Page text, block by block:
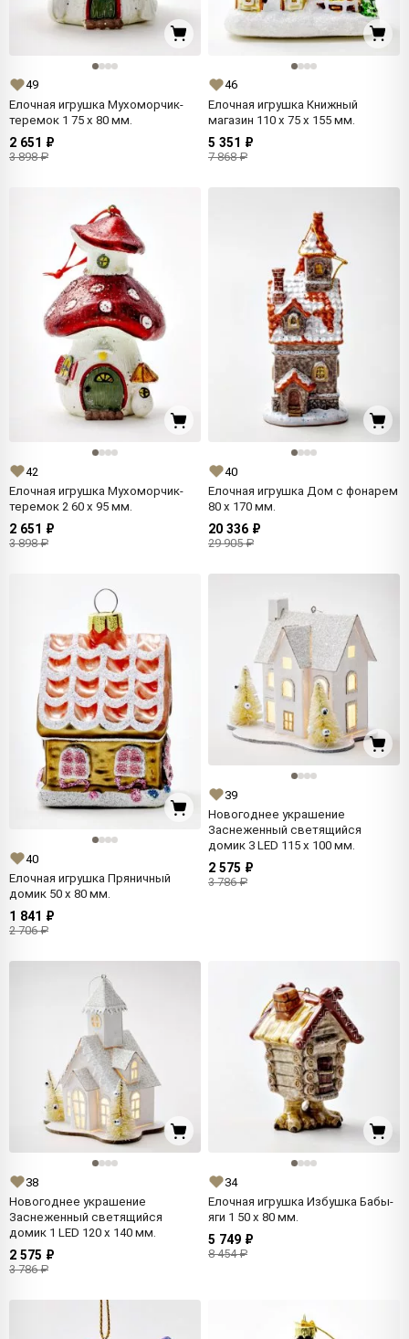
49
Елочная игрушка Мухоморчик-
теремок 1 75 x 80 мм.
2 651 ₽
3 898 ₽
46
Елочная игрушка Книжный
магазин 110 x 75 x 155 мм.
5 351 ₽
7 868 ₽
42
Елочная игрушка Мухоморчик-
теремок 2 60 x 95 мм.
2 651 ₽
3 898 ₽
40
Елочная игрушка Дом с фонарем
80 x 170 мм.
20 336 ₽
29 905 ₽
40
Елочная игрушка Пряничный
домик 50 x 80 мм.
1 841 ₽
2 706 ₽
39
Новогоднее украшение
Заснеженный светящийся
домик 3 LED 115 x 100 мм.
2 575 ₽
3 786 ₽
38
Новогоднее украшение
Заснеженный светящийся
домик 1 LED 120 x 140 мм.
2 575 ₽
3 786 ₽
34
Елочная игрушка Избушка Бабы-
яги 1 50 x 80 мм.
5 749 ₽
8 454 ₽